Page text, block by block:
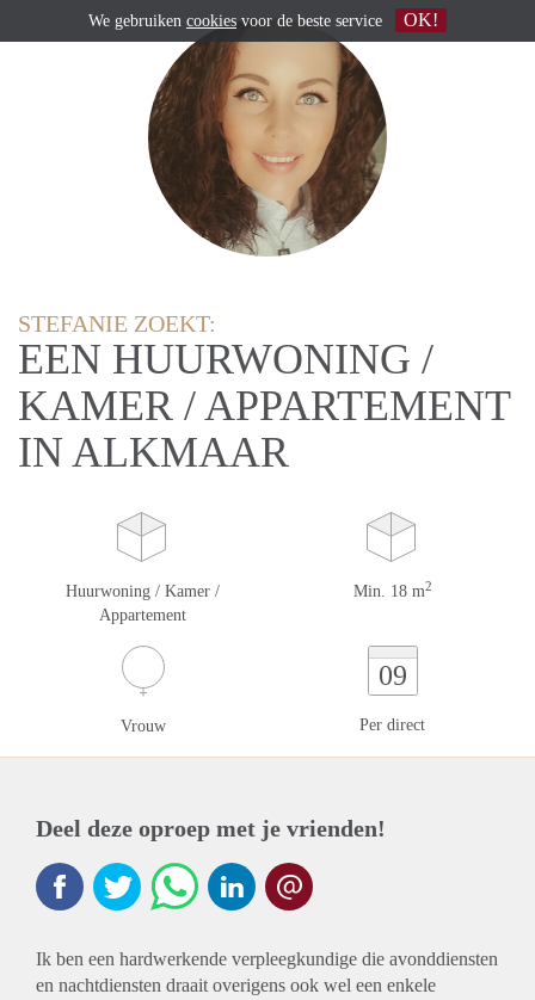
STEFANIE ZOEKT:
EEN HUURWONING /
KAMER / APPARTEMENT
IN ALKMAAR
Huurwoning / Kamer /
Appartement
Min. 18 m2
Vrouw
09
Per direct
Deel deze oproep met je vrienden!
Ik ben een hardwerkende verpleegkundige die avonddiensten
en nachtdiensten draait overigens ook wel een enkele
We gebruiken cookies voor de beste service OK!